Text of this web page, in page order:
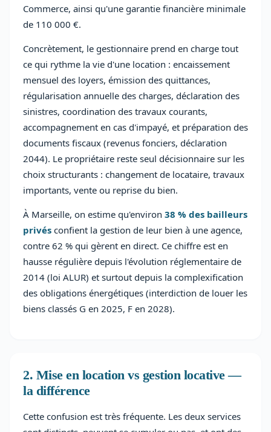
Commerce, ainsi qu'une garantie financière minimale
de 110 000 €.
Concrètement, le gestionnaire prend en charge tout
ce qui rythme la vie d'une location : encaissement
mensuel des loyers, émission des quittances,
régularisation annuelle des charges, déclaration des
sinistres, coordination des travaux courants,
accompagnement en cas d'impayé, et préparation des
documents fiscaux (revenus fonciers, déclaration
2044). Le propriétaire reste seul décisionnaire sur les
choix structurants : changement de locataire, travaux
importants, vente ou reprise du bien.
À Marseille, on estime qu'environ 38 % des bailleurs
privés confient la gestion de leur bien à une agence,
contre 62 % qui gèrent en direct. Ce chiffre est en
hausse régulière depuis l'évolution réglementaire de
2014 (loi ALUR) et surtout depuis la complexification
des obligations énergétiques (interdiction de louer les
biens classés G en 2025, F en 2028).
2. Mise en location vs gestion locative —
la différence
Cette confusion est très fréquente. Les deux services